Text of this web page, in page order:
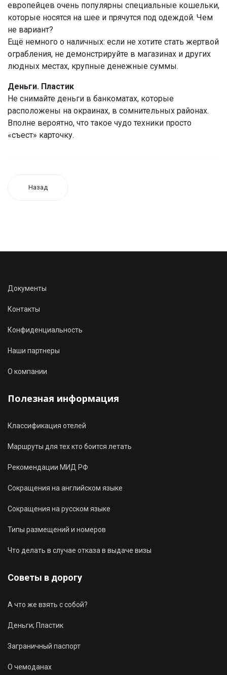
европейцев очень популярны специальные кошельки,
которые носятся на шее и прячутся под одеждой. Чем
не вариант?
Ещё немного о наличных: если не хотите стать жертвой
ограбления, не демонстрируйте в магазинах и других
людных местах, крупные денежные суммы.
Деньги. Пластик
Не снимайте деньги в банкоматах, которые
расположены на окраинах, в сомнительных районах.
Вполне вероятно, что такое чудо техники просто
«съест» карточку.
Назад
Документы
Контакты
Конфиденциальность
Наши партнеры
О компании
Полезная информация
Классификация отелей
Маршруты для тех кто боится летать
Рекомендации МИД РФ
Сокращения на английском языке
Сокращения на русском языке
Типы размещений и номеров
Что делать в случае отказа в выдаче визы
Советы в дорогу
А что же взять с собой?
Деньги; Пластик
Заграничный паспорт
О чемоданах